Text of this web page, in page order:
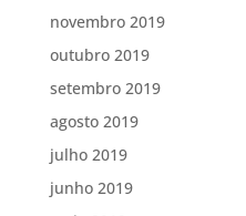
novembro 2019
outubro 2019
setembro 2019
agosto 2019
julho 2019
junho 2019